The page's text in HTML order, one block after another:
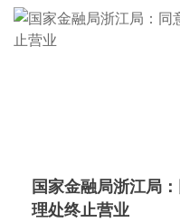
国家金融局浙江局
理处终止营业